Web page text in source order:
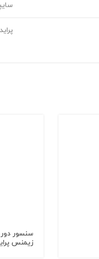
پراید
سنسور
زیمنس